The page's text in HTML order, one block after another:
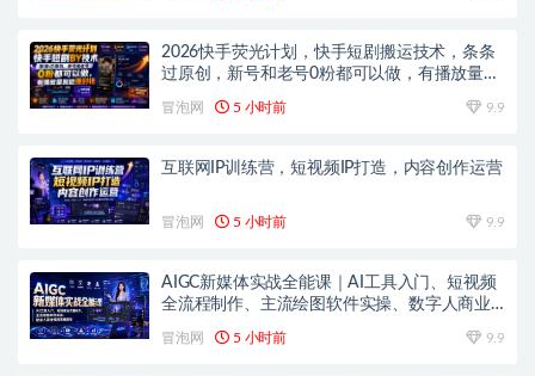
2026快手荧光计划，快手短剧搬运技术，条条
过原创，新号和老号0粉都可以做，有播放量就
冒泡网 5 小时前 9.9
互联网IP训练营，短视频IP打造，内容创作运营
冒泡网 5 小时前 9.9
AIGC新媒体实战全能课｜AI工具入门、短视频
全流程制作、主流绘图软件实操、数字人商业
冒泡网 5 小时前 9.9